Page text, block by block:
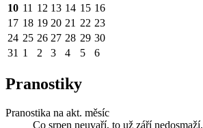
10 11 12 13 14 15 16
17 18 19 20 21 22 23
24 25 26 27 28 29 30
31 1 2 3 4 5 6
Pranostiky
Pranostika na akt. měsíc
Co srpen neuvaří, to už září nedosmaží.